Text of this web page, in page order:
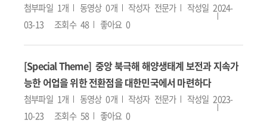
첨부파일 1개 동영상 0개 작성자 전문가 작성일 2024-
03-13
조회수 48 좋아요 0
[Special Theme] 중앙 북극해 해양생태계 보전과 지속가
능한 어업을 위한 전환점을 대한민국에서 마련하다
첨부파일 1개 동영상 0개 작성자 전문가 작성일 2023-
10-23
조회수 58 좋아요 0